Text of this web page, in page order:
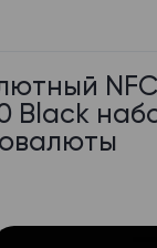
Black